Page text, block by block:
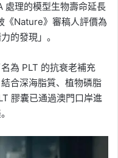
處理的模型生物壽命延長
《Nature》審稿人評價為
的發現」。
為 PLT 的抗衰老補充
合深海脂質、植物磷脂
膠囊已通過澳門口岸進